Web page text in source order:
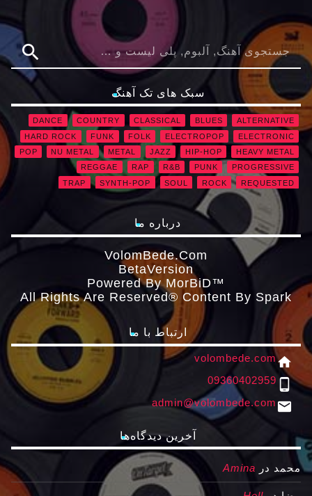
search
سبک های تک آهنگ
ALTERNATIVE
BLUES
CLASSICAL
COUNTRY
DANCE
ELECTRONIC
ELECTROPOP
FOLK
FUNK
HARD ROCK
HEAVY METAL
HIP-HOP
JAZZ
METAL
NU METAL
POP
PROGRESSIVE
PUNK
R&B
RAP
REGGAE
REQUESTED
ROCK
SOUL
SYNTH-POP
TRAP
درباره ما
VolomBede.com
ΒetaVersion
Powered By MorBiD™
All Rights Are Reserved® Content By Spark
ارتباط با ما
home
volombede.com
phone_android
09360402959
email
admin@volombede.com
آخرین دیدگاه‌ها
محمد در Amina